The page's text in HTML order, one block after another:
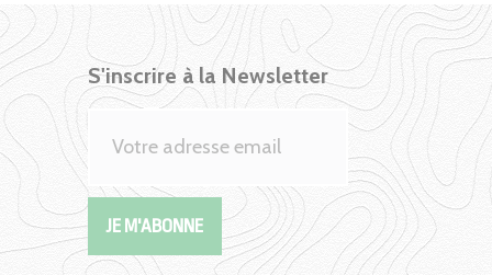
S'inscrire à la Newsletter